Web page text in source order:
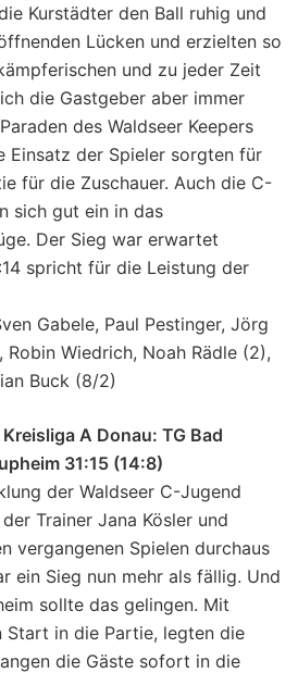
Kurstädter den Ball ruhig und
Lücken und erzielten so
und zu jeder Zeit
die Gastgeber aber immer
des Waldseer Keepers
Einsatz der Spieler sorgten für
für die Zuschauer. Auch die C-
sich gut ein in das
Der Sieg war erwartet
spricht für die Leistung der
Gabele, Paul Pestinger, Jörg
Robin Wiedrich, Noah Rädle (2),
Buck (8/2)
A Donau: TG Bad
31:15 (14:8)
der Waldseer C-Jugend
Trainer Jana Kösler und
vergangenen Spielen durchaus
ein Sieg nun mehr als fällig. Und
sollte das gelingen. Mit
Start in die Partie, legten die
die Gäste sofort in die